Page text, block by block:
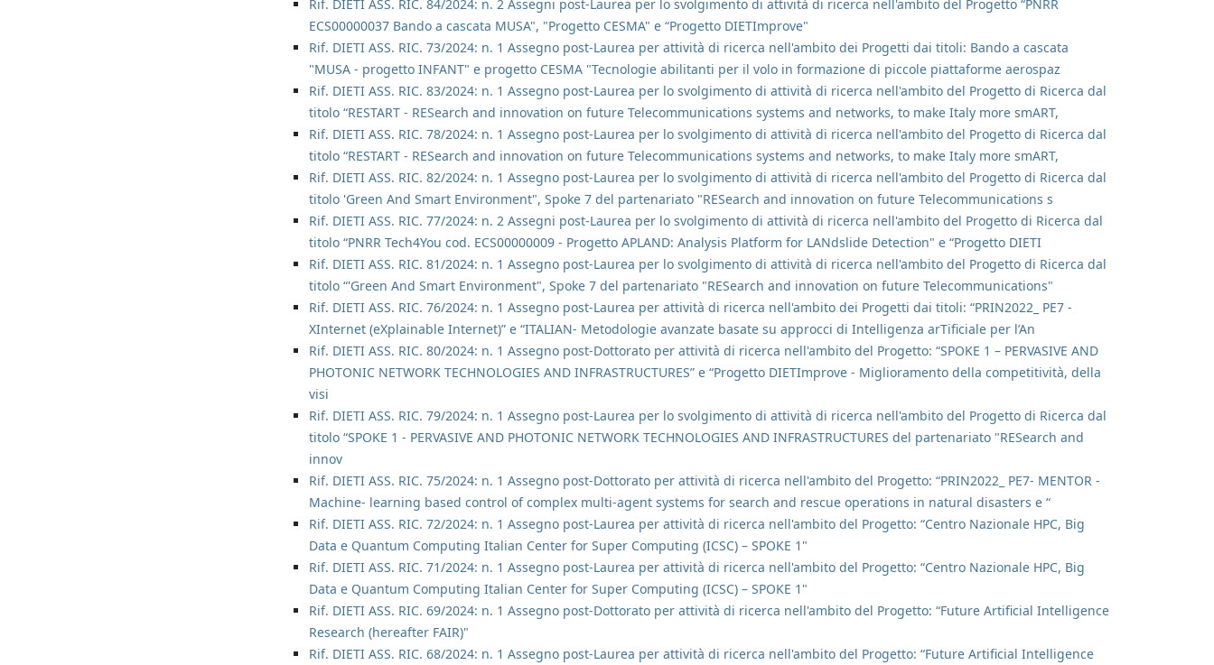
Rif. DIETI ASS. RIC. 84/2024: n. 2 Assegni post-Laurea per lo svolgimento di attività di ricerca nell'ambito del Progetto “PNRR
ECS00000037 Bando a cascata MUSA", "Progetto CESMA" e “Progetto DIETImprove"
Rif. DIETI ASS. RIC. 73/2024: n. 1 Assegno post-Laurea per attività di ricerca nell'ambito dei Progetti dai titoli: Bando a cascata
"MUSA - progetto INFANT" e progetto CESMA "Tecnologie abilitanti per il volo in formazione di piccole piattaforme aerospaz
Rif. DIETI ASS. RIC. 83/2024: n. 1 Assegno post-Laurea per lo svolgimento di attività di ricerca nell'ambito del Progetto di Ricerca dal
titolo “RESTART - RESearch and innovation on future Telecommunications systems and networks, to make Italy more smART,
Rif. DIETI ASS. RIC. 78/2024: n. 1 Assegno post-Laurea per lo svolgimento di attività di ricerca nell'ambito del Progetto di Ricerca dal
titolo “RESTART - RESearch and innovation on future Telecommunications systems and networks, to make Italy more smART,
Rif. DIETI ASS. RIC. 82/2024: n. 1 Assegno post-Laurea per lo svolgimento di attività di ricerca nell'ambito del Progetto di Ricerca dal
titolo 'Green And Smart Environment", Spoke 7 del partenariato "RESearch and innovation on future Telecommunications s
Rif. DIETI ASS. RIC. 77/2024: n. 2 Assegni post-Laurea per lo svolgimento di attività di ricerca nell'ambito del Progetto di Ricerca dal
titolo “PNRR Tech4You cod. ECS00000009 - Progetto APLAND: Analysis Platform for LANdslide Detection" e “Progetto DIETI
Rif. DIETI ASS. RIC. 81/2024: n. 1 Assegno post-Laurea per lo svolgimento di attività di ricerca nell'ambito del Progetto di Ricerca dal
titolo “'Green And Smart Environment", Spoke 7 del partenariato "RESearch and innovation on future Telecommunications"
Rif. DIETI ASS. RIC. 76/2024: n. 1 Assegno post-Laurea per attività di ricerca nell'ambito dei Progetti dai titoli: “PRIN2022_ PE7 -
XInternet (eXplainable Internet)” e “ITALIAN- Metodologie avanzate basate su approcci di Intelligenza arTificiale per l’An
Rif. DIETI ASS. RIC. 80/2024: n. 1 Assegno post-Dottorato per attività di ricerca nell'ambito del Progetto: “SPOKE 1 – PERVASIVE AND
PHOTONIC NETWORK TECHNOLOGIES AND INFRASTRUCTURES” e “Progetto DIETImprove - Miglioramento della competitività, della
visi
Rif. DIETI ASS. RIC. 79/2024: n. 1 Assegno post-Laurea per lo svolgimento di attività di ricerca nell'ambito del Progetto di Ricerca dal
titolo “SPOKE 1 - PERVASIVE AND PHOTONIC NETWORK TECHNOLOGIES AND INFRASTRUCTURES del partenariato "RESearch and
innov
Rif. DIETI ASS. RIC. 75/2024: n. 1 Assegno post-Dottorato per attività di ricerca nell'ambito del Progetto: “PRIN2022_ PE7- MENTOR -
Machine- learning based control of complex multi-agent systems for search and rescue operations in natural disasters e “
Rif. DIETI ASS. RIC. 72/2024: n. 1 Assegno post-Laurea per attività di ricerca nell'ambito del Progetto: “Centro Nazionale HPC, Big
Data e Quantum Computing Italian Center for Super Computing (ICSC) – SPOKE 1"
Rif. DIETI ASS. RIC. 71/2024: n. 1 Assegno post-Laurea per attività di ricerca nell'ambito del Progetto: “Centro Nazionale HPC, Big
Data e Quantum Computing Italian Center for Super Computing (ICSC) – SPOKE 1"
Rif. DIETI ASS. RIC. 69/2024: n. 1 Assegno post-Dottorato per attività di ricerca nell'ambito del Progetto: “Future Artificial Intelligence
Research (hereafter FAIR)"
Rif. DIETI ASS. RIC. 68/2024: n. 1 Assegno post-Laurea per attività di ricerca nell'ambito del Progetto: “Future Artificial Intelligence